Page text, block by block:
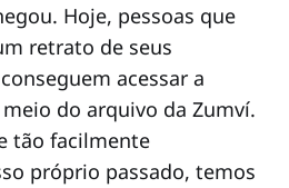
Hoje, pessoas que
retrato de seus
acessar a
do arquivo da Zumví.
tão facilmente
próprio passado, temos